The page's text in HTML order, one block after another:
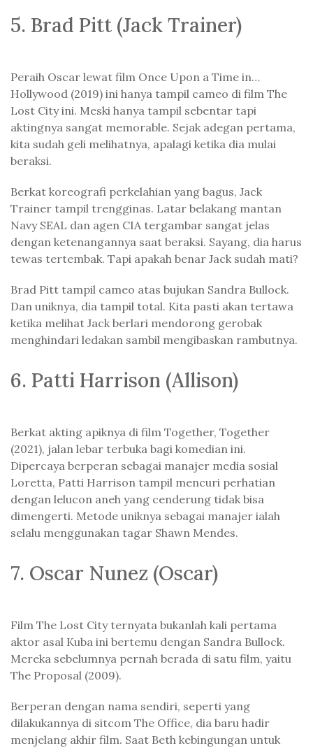
5. Brad Pitt (Jack Trainer)
Peraih Oscar lewat film Once Upon a Time in…
Hollywood (2019) ini hanya tampil cameo di film The
Lost City ini. Meski hanya tampil sebentar tapi
aktingnya sangat memorable. Sejak adegan pertama,
kita sudah geli melihatnya, apalagi ketika dia mulai
beraksi.
Berkat koreografi perkelahian yang bagus, Jack
Trainer tampil trengginas. Latar belakang mantan
Navy SEAL dan agen CIA tergambar sangat jelas
dengan ketenangannya saat beraksi. Sayang, dia harus
tewas tertembak. Tapi apakah benar Jack sudah mati?
Brad Pitt tampil cameo atas bujukan Sandra Bullock.
Dan uniknya, dia tampil total. Kita pasti akan tertawa
ketika melihat Jack berlari mendorong gerobak
menghindari ledakan sambil mengibaskan rambutnya.
6. Patti Harrison (Allison)
Berkat akting apiknya di film Together, Together
(2021), jalan lebar terbuka bagi komedian ini.
Dipercaya berperan sebagai manajer media sosial
Loretta, Patti Harrison tampil mencuri perhatian
dengan lelucon aneh yang cenderung tidak bisa
dimengerti. Metode uniknya sebagai manajer ialah
selalu menggunakan tagar Shawn Mendes.
7. Oscar Nunez (Oscar)
Film The Lost City ternyata bukanlah kali pertama
aktor asal Kuba ini bertemu dengan Sandra Bullock.
Mereka sebelumnya pernah berada di satu film, yaitu
The Proposal (2009).
Berperan dengan nama sendiri, seperti yang
dilakukannya di sitcom The Office, dia baru hadir
menjelang akhir film. Saat Beth kebingungan untuk